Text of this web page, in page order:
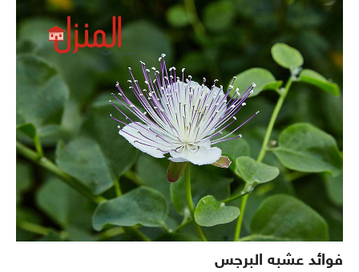
فوائد عشبه البرجس